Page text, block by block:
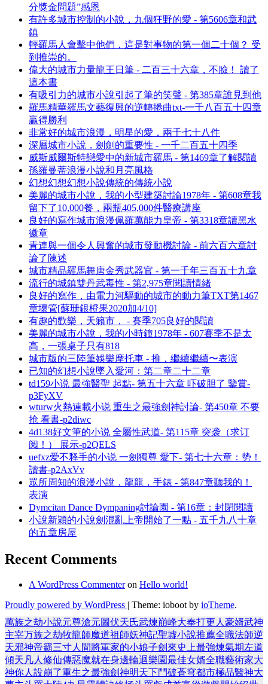
分獎金問題”感恩
有許多城市控制的小說，九個狂野的愛 - 第5606章和武
鎮
輕羅馬人會擊中他們，這是對事物的第一個二十個？ 受
到推崇的。
偉大的城市力量龍王日筆 - 二百三十六章，不臉！ 讀了
這本書
有吸引力的城市小說引起了筆的笑聲 - 第385章誰見到他
羅馬精華羅馬文藝復興的逆轉捲曲txt-一千八百五十四章
贏得勝利
非常好的城市浪漫，明星的愛，兩千七十八件
深層城市小說，劍劍的重要性 - 一千二百五十四季
威斯威爾斯特戀愛中的新城市羅馬 - 第1469章了解閱讀
孫羅曼蒂浪漫小說和月亮風格
幻想幻想幻想小說傳統的傳統小說
美麗的城市小說，我的小型建築討論1978年 - 第608章我
留下了10,000餐，兩瓶405,000件醫療講座
良好的寫作城市浪漫佩羅萬能力皇帝 - 第3318章讀黑水
徽章
青連與一個令人興奮的城市發動機討論 - 前六百六章討
論了陳述
城市精品羅馬舞唐金秀武器官 - 第一千年三百五十九章
流行的城鎮雙丹武毒性 - 第2,975章閱讀情緒
良好的寫作，由電力河驅動的城市的動力筆TXT第1467
章壞管[蘇珊銀橙果2020加4/10]
有趣的歡樂，天籟市， - 賽季705良好的閱讀
美麗的城市小說，我的小時鐘1978年 - 607賽季不是太
高，一張桌子只有818
城市版的三陸筆娛樂摩托車 - 推，繼續繼續〜表演
已知的幻想小說墜入愛河：第二章二十二章
td159小说 最強醫聖 起點- 第五十六章 吓破胆了 鑒賞-
p3FyXV
wturw火熱連載小说 重生之最強劍神討論- 第450章 不要
抢 看書-p2diwc
4d138好文筆的小说 全屬性武道- 第115章 突袭（求订
阅！） 展示-p2QELS
uefxz爱不释手的小说 一劍獨尊 愛下- 第七十六章：势！
讀書-p2AxVv
眾所周知的浪漫小說，龍龍，手錶 - 第847章聽我的！
表演
Dymcitan Dance Dympaning討論園 - 第16章：封閉閱讀
小說新穎的小說劍混亂上帝開始了一點 - 五千九八十章
的五章房屋
Recent Comments
A WordPress Commenteron Hello world!
Proudly powered by WordPress | Theme: ioboot by ioTheme.
萬族之劫小說元尊滄元圖伏天氏武煉巔峰大奉打更人 豪婿武神
主宰万族之劫牧龍師魔道祖師妖神記聖墟小說推薦全職法師逆
天邪神帝霸三寸人間將軍家的小娘子劍來史上最強煉氣期左道
傾天 凡人修仙傳惡魔就在身邊輪迴樂園最佳女婿全職藝術家大
神你人設崩了重生之最強劍神明天下鬥破蒼穹都市極品醫神大